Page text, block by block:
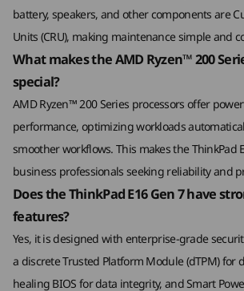
靈活擴充，實現成功
E16 Gen 3 隨著企業發展而進步，為
供可擴充記憶體及多功能儲存選項
可由客戶自行更換的零件，如電池
叭，令維護更簡單，確保有最長的
間並延長裝置壽命。
以私隱和保護為核心
USB 連接埠傳輸速度僅為約數，取決於多項因素，包括主機/周邊
系統配置及作業環境。實際速度或有不同，並可能低於預期。
無線
支援 Wi-Fi 6E
和 Bluetooth 5.3
域監管認證及頻譜分配。
支援的對接
USB-C®3.0 擴充基座
USB-C®擴充基座
battery, speakers, and other components are
Units (CRU), making maintenance simple and
What makes the AMD Ryzen™ 200
special?
AMD Ryzen™ 200 Series processors offer
performance, optimizing workloads
smoother workflows. This makes the ThinkPad
business professionals seeking reliability and
Does the ThinkPad E16 Gen 7 have
features?
Yes, it is designed with enterprise-grade
a discrete Trusted Platform Module (dTPM) for
healing BIOS for data integrity, and Smart